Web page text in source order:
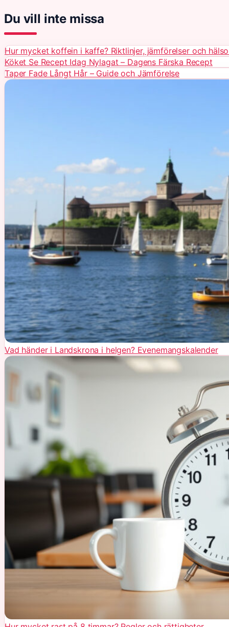
Du vill inte missa
Hur mycket koffein i kaffe? Riktlinjer, jämförelser och
Köket Se Recept Idag Nylagat – Dagens Färska Recept
Taper Fade Långt Hår – Guide och Jämförelse
Vad händer i Landskrona i helgen? Evenemangskalender